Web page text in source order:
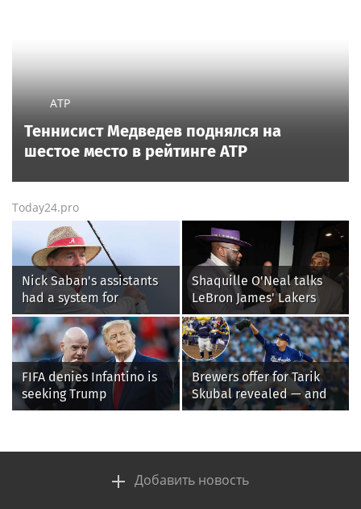
ATP
Теннисист Медведев поднялся на
шестое место в рейтинге ATP
Today24.pro
Nick Saban's assistants
had a system for
sneaking onto golf
courses without him
knowing, until it
backfired
Shaquille O'Neal talks
LeBron James' Lakers
legacy, why his new 76ers
might be extremely
'dangerous'
FIFA denies Infantino is
seeking Trump
administration help as
Brewers offer for Tarik
Skubal revealed — and
it’s better than the
Добавить новость